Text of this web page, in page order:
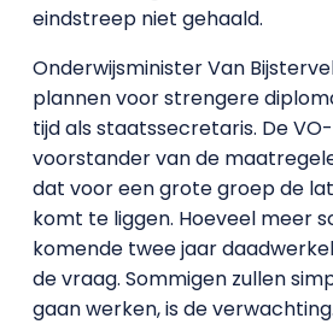
eindstreep niet gehaald.
Onderwijsminister Van
plannen voor strengere
tijd als staatssecretaris. De
voorstander van de
dat voor een grote groep de
komt te liggen. Hoeveel meer
komende twee jaar
de vraag. Sommigen zullen
gaan werken, is de